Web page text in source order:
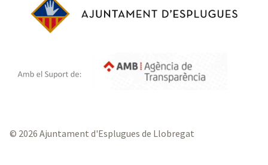
© 2026 Ajuntament d'Esplugues de Llobregat